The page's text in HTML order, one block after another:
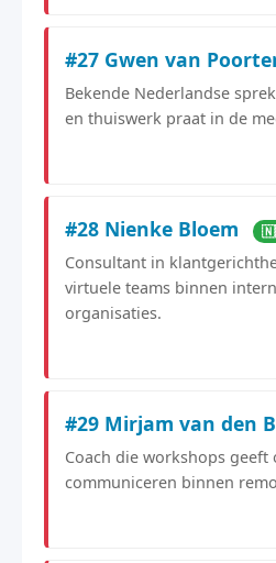
#27 Gwen van
Bekende Nederlandse
en thuiswerk praat in de
#28 Nienke Bloem
Consultant in
virtuele teams binnen
organisaties.
#29 Mirjam van den
Coach die workshops geeft
communiceren binnen